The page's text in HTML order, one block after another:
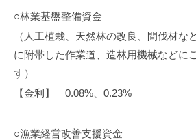
○林業基盤整備資金
（人工植栽、天然林の改良、間伐材な
に附帯した作業道、造林用機械などに
す）
【金利】 0.08%、0.23%
○漁業経営改善支援資金